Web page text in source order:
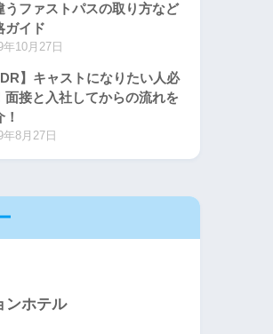
うファストパスの取り方など
ガイド
年10月27日
】キャストになりたい人必
面接と入社してからの流れを
年8月27日
ンホテル